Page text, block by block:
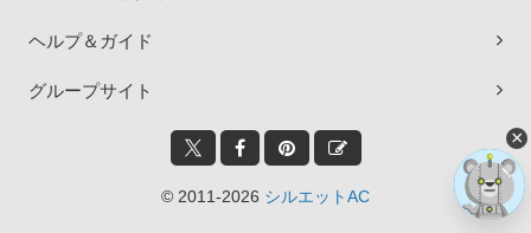
ヘルプ＆ガイド
グループサイト
© 2011-2026 シルエットAC
×